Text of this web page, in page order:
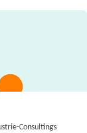
Consultings